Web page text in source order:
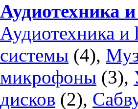
Аудиотехника
Аудиотехника
системы (4),
микрофоны (3),
дисков (2),